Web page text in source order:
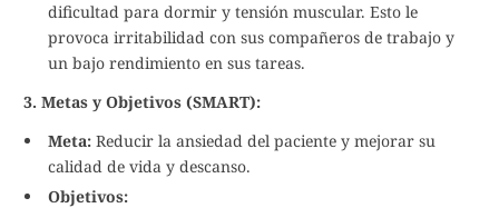
dificultad para dormir y tensión muscular. Esto le
provoca irritabilidad con sus compañeros de trabajo y
un bajo rendimiento en sus tareas.
3. Metas y Objetivos (SMART):
Meta: Reducir la ansiedad del paciente y mejorar su
calidad de vida y descanso.
Objetivos: